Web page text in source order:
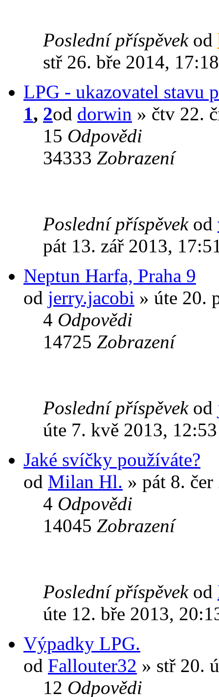
Poslední příspěvek od
stř 26. bře 2014, 17:18
LPG - ukazovatel stavu
1, 2od dorwin » čtv 22.
15 Odpovědi
34333 Zobrazení
Poslední příspěvek od
pát 13. zář 2013,
Neptun Harfa, Praha 9
od jerry.jacobi » úte 20.
4 Odpovědi
14725 Zobrazení
Poslední příspěvek od
úte 7. kvě 2013, 12:53
Jaké svíčky používáte?
od Milan Hl. » pát 8.
4 Odpovědi
14045 Zobrazení
Poslední příspěvek od
úte 12. bře 2013,
Výpadky LPG.
od Fallouter32 » stř 20.
12 Odpovědi